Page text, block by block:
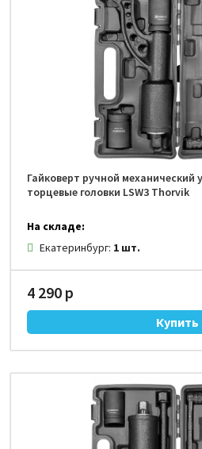
Гайковерт ручной механический
торцевые головки LSW3 Thorvik
На складе:
Екатеринбург: 1 шт.
4 290 р